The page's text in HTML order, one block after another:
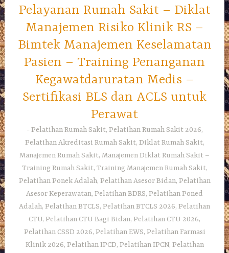
Pelayanan Rumah Sakit – Diklat
Manajemen Risiko Klinik RS –
Bimtek Manajemen Keselamatan
Pasien – Training Penanganan
Kegawatdaruratan Medis –
Sertifikasi BLS dan ACLS untuk
Perawat
Pelatihan Rumah Sakit, Pelatihan Rumah Sakit 2026,
Pelatihan Akreditasi Rumah Sakit, Diklat Rumah Sakit,
Manajemen Rumah Sakit, Manajemen Diklat Rumah Sakit –
Training Rumah Sakit, Training Manajemen Rumah Sakit,
Pelatihan Ponek Adalah, Pelatihan Asesor Bidan, Pelatihan
Asesor Keperawatan, Pelatihan BDRS, Pelatihan Poned
Adalah, Pelatihan BTCLS, Pelatihan BTCLS 2026, Pelatihan
CTU, Pelatihan CTU Bagi Bidan, Pelatihan CTU 2026,
Pelatihan CSSD 2026, Pelatihan EWS, Pelatihan Farmasi
Klinik 2026, Pelatihan IPCD, Pelatihan IPCN, Pelatihan